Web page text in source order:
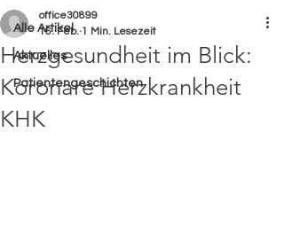
Alle Artikel
Aktuelles
Patientengeschichten
Herzgesundheit im Blick:
Koronare Herzkrankheit
KHK
office30899
16. Feb. 1 Min. Lesezeit